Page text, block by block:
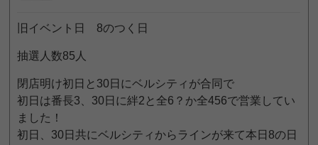
旧イベント日 8のつく日
抽選人数85人
閉店明け初日と30日にベルシティが合同で
初日は番長3、30日に絆2と全6？か全456で営業してい
ました！
初日、30日共にベルシティからラインが来て本日8の日